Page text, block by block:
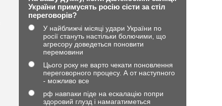
України примусять росію сісти за стіл
переговорів?
У найближчі місяці удари України по
росії стануть настільки болючими, що
агресору доведеться поновити
перемовини
Цього року не варто чекати поновлення
переговорного процесу. А от наступного
- можливо все
рф навпаки піде на ескалацію попри
здоровий глузд і намагатиметься